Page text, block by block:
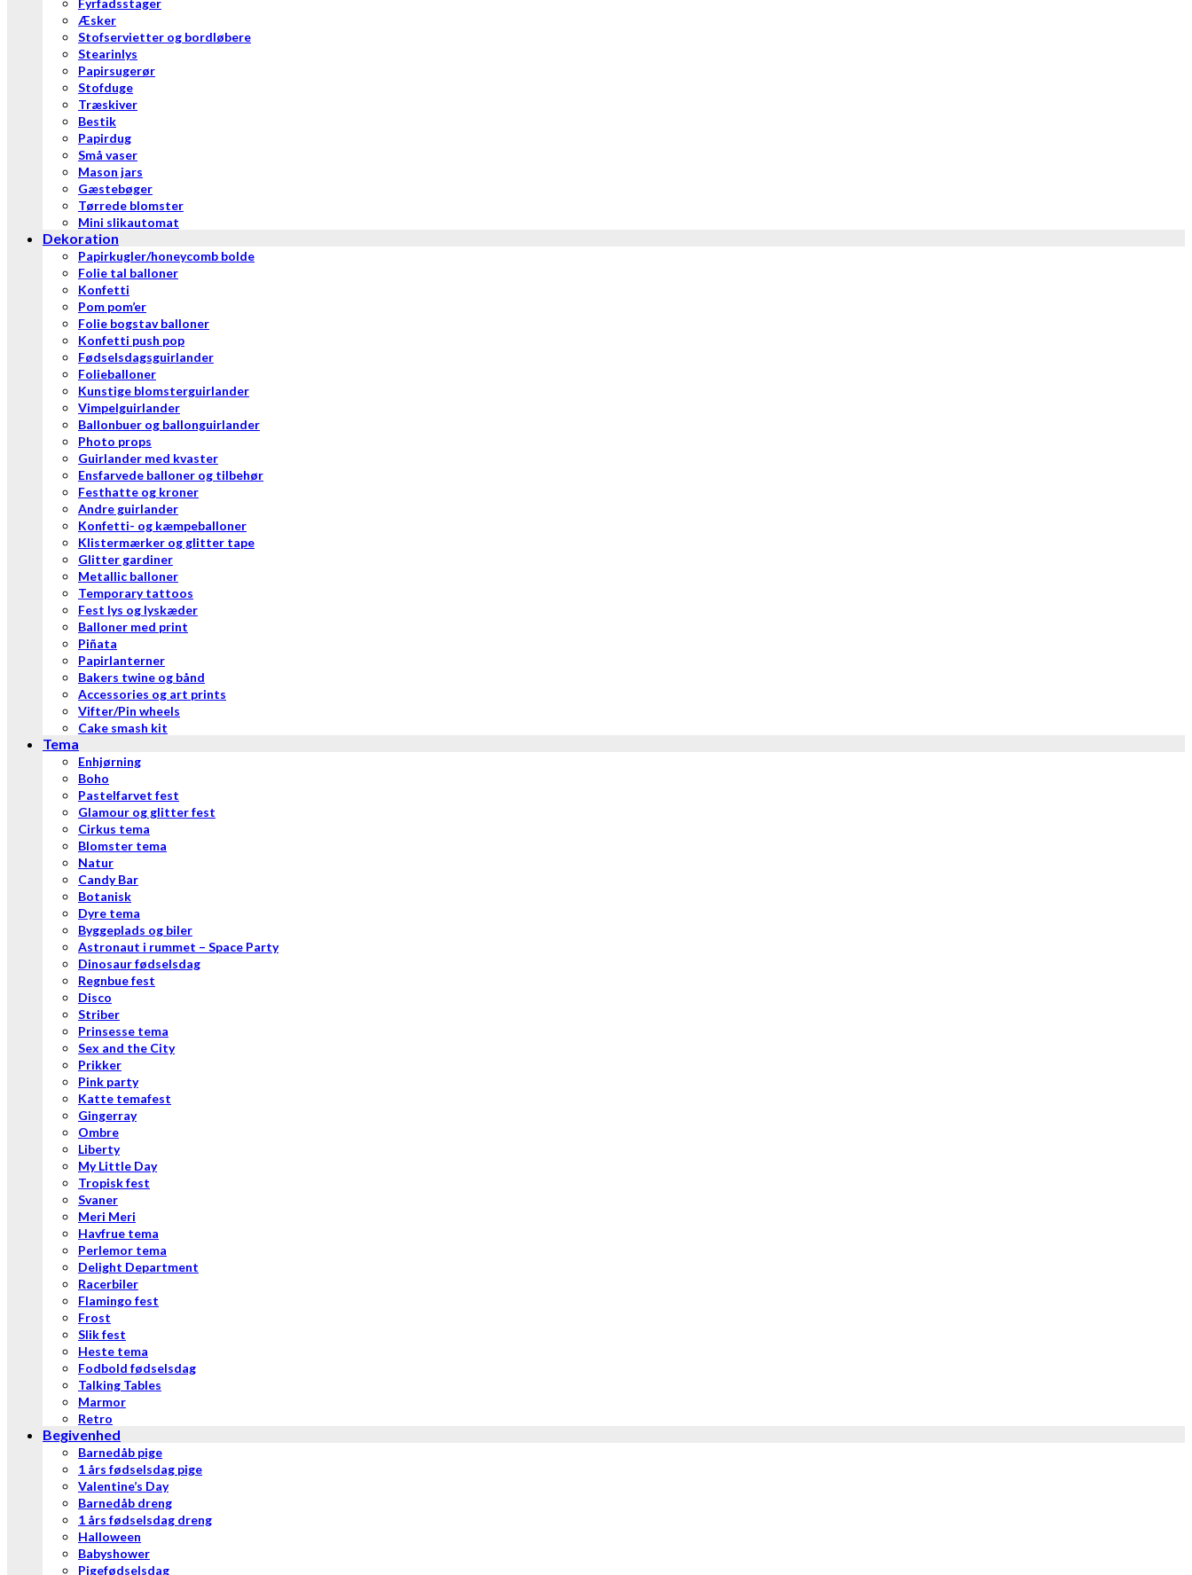
Fyrfadsstager
Æsker
Stofservietter og bordløbere
Stearinlys
Papirsugerør
Stofduge
Træskiver
Bestik
Papirdug
Små vaser
Mason jars
Gæstebøger
Tørrede blomster
Mini slikautomat
Dekoration
Papirkugler/honeycomb bolde
Folie tal balloner
Konfetti
Pom pom’er
Folie bogstav balloner
Konfetti push pop
Fødselsdagsguirlander
Folieballoner
Kunstige blomsterguirlander
Vimpelguirlander
Ballonbuer og ballonguirlander
Photo props
Guirlander med kvaster
Ensfarvede balloner og tilbehør
Festhatte og kroner
Andre guirlander
Konfetti- og kæmpeballoner
Klistermærker og glitter tape
Glitter gardiner
Metallic balloner
Temporary tattoos
Fest lys og lyskæder
Balloner med print
Piñata
Papirlanterner
Bakers twine og bånd
Accessories og art prints
Vifter/Pin wheels
Cake smash kit
Tema
Enhjørning
Boho
Pastelfarvet fest
Glamour og glitter fest
Cirkus tema
Blomster tema
Natur
Candy Bar
Botanisk
Dyre tema
Byggeplads og biler
Astronaut i rummet – Space Party
Dinosaur fødselsdag
Regnbue fest
Disco
Striber
Prinsesse tema
Sex and the City
Prikker
Pink party
Katte temafest
Gingerray
Ombre
Liberty
My Little Day
Tropisk fest
Svaner
Meri Meri
Havfrue tema
Perlemor tema
Delight Department
Racerbiler
Flamingo fest
Frost
Slik fest
Heste tema
Fodbold fødselsdag
Talking Tables
Marmor
Retro
Begivenhed
Barnedåb pige
1 års fødselsdag pige
Valentine’s Day
Barnedåb dreng
1 års fødselsdag dreng
Halloween
Babyshower
Pigefødselsdag